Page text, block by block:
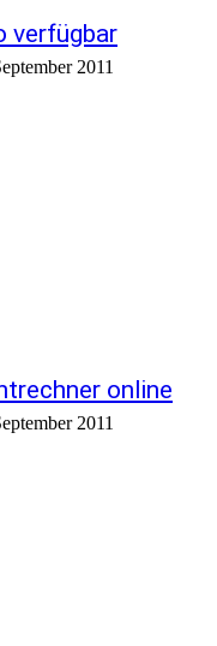
verfügbar
2011
online
2011